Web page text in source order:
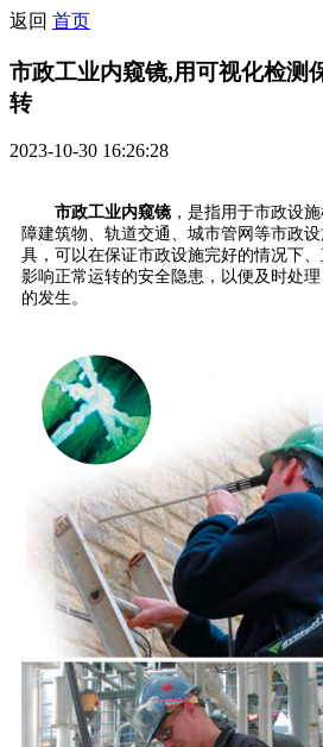
返回 首页
市政工业内窥镜,用可视化检测
转
2023-10-30 16:26:28
市政工业内窥镜 ，是指用于市政设
障建筑物、轨道交通、城市管网等市政
具，可以在保证市政设施完好的情况下
影响正常运转的安全隐患，以便及时处
的发生。